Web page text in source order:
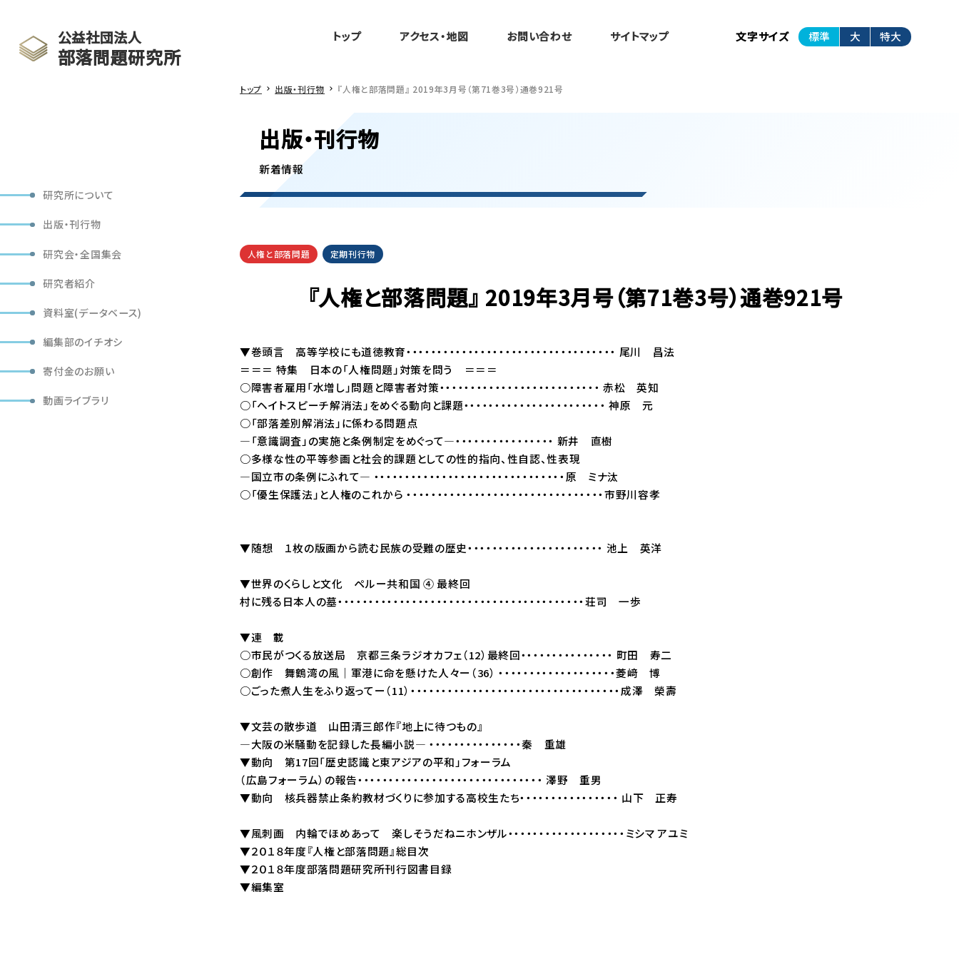
公益社団法人
部落問題研究所
研究所について
出版・刊行物
研究会・全国集会
研究者紹介
資料室(データベース)
編集部のイチオシ
寄付金のお願い
動画ライブラリ
トップ アクセス・地図 お問い合わせ サイトマップ 文字サイズ 標準 大 特大
トップ 出版・刊行物 『人権と部落問題』 2019年3月号（第71巻3号）通巻921号
出版・刊行物
新着情報
人権と部落問題 定期刊行物
『人権と部落問題』 2019年3月号（第71巻3号）通巻921号
▼巻頭言 高等学校にも道徳教育・・・・・・・・・・・・・・・・・・・・・・・・・・・・・・・・・・ 尾川 昌法
＝＝＝ 特集 日本の「人権問題」対策を問う ＝＝＝
○障害者雇用「水増し」問題と障害者対策・・・・・・・・・・・・・・・・・・・・・・・・・・ 赤松 英知
○「ヘイトスピーチ解消法」をめぐる動向と課題・・・・・・・・・・・・・・・・・・・・・・・ 神原 元
○「部落差別解消法」に係わる問題点
―「意識調査」の実施と条例制定をめぐって―・・・・・・・・・・・・・・・・ 新井 直樹
○多様な性の平等参画と社会的課題としての性的指向、性自認、性表現
―国立市の条例にふれて― ・・・・・・・・・・・・・・・・・・・・・・・・・・・・・・・原 ミナ汰
○「優生保護法」と人権のこれから ・・・・・・・・・・・・・・・・・・・・・・・・・・・・・・・・市野川容孝
▼随想 １枚の版画から読む民族の受難の歴史・・・・・・・・・・・・・・・・・・・・・・ 池上 英洋
▼世界のくらしと文化 ペルー共和国 ④ 最終回
村に残る日本人の墓・・・・・・・・・・・・・・・・・・・・・・・・・・・・・・・・・・・・・・・・荘司 一歩
▼連 載
○市民がつくる放送局 京都三条ラジオカフェ（12）最終回・・・・・・・・・・・・・・・ 町田 寿二
○創作 舞鶴湾の風｜軍港に命を懸けた人々ー（36） ・・・・・・・・・・・・・・・・・・・菱﨑 博
○ごった煮人生をふり返ってー（11）・・・・・・・・・・・・・・・・・・・・・・・・・・・・・・・・・・成澤 榮壽
▼文芸の散歩道 山田清三郎作『地上に待つもの』
―大阪の米騒動を記録した長編小説― ・・・・・・・・・・・・・・・秦 重雄
▼動向 第17回「歴史認識と東アジアの平和」フォーラム
（広島フォーラム）の報告・・・・・・・・・・・・・・・・・・・・・・・・・・・・・・ 澤野 重男
▼動向 核兵器禁止条約教材づくりに参加する高校生たち・・・・・・・・・・・・・・・・ 山下 正寿
▼風刺画 内輪でほめあって 楽しそうだねニホンザル・・・・・・・・・・・・・・・・・・・ミシマ アユミ
▼２０１８年度『人権と部落問題』総目次
▼２０１８年度部落問題研究所刊行図書目録
▼編集室